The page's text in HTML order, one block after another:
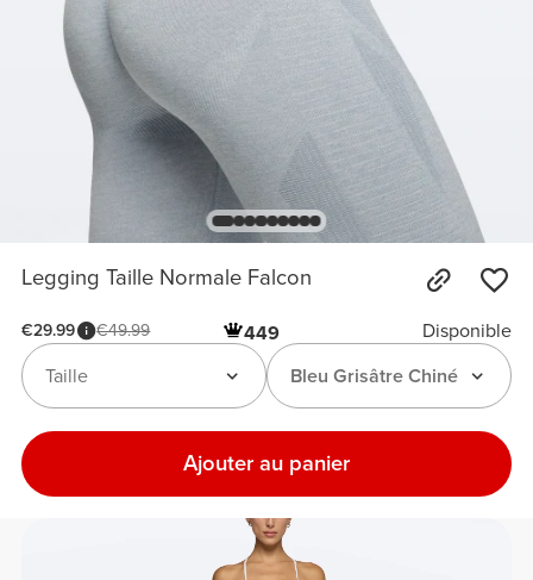
Legging Taille Normale Falcon
€29.99 €49.99 449
Disponible
Bleu Grisâtre Chiné
Taille
Ajouter au panier